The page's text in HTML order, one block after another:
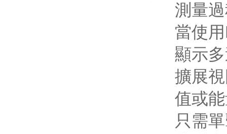
測量
當使
顯示
擴展
值或
只需